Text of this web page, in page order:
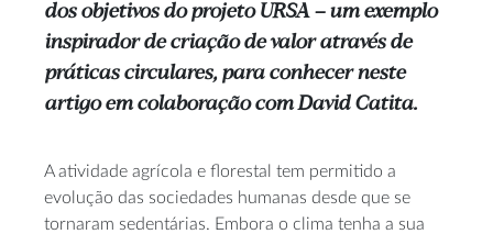
dos objetivos do projeto URSA – um exemplo
inspirador de criação de valor através de
práticas circulares, para conhecer neste
artigo em colaboração com David Catita.
A atividade agrícola e florestal tem permitido a
evolução das sociedades humanas desde que se
tornaram sedentárias. Embora o clima tenha a sua